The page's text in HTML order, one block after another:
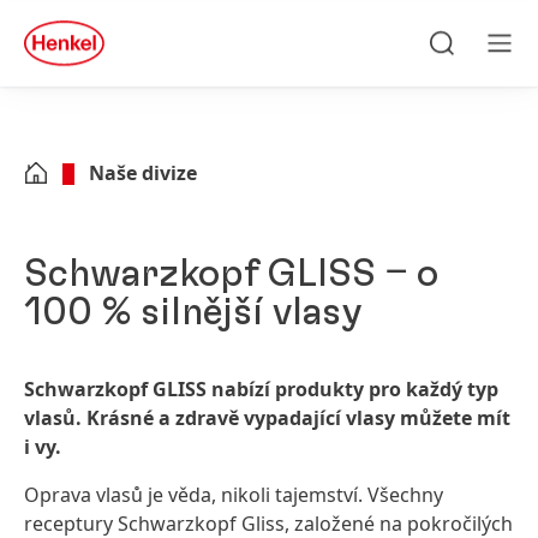
Skip to footer
quick
search
Naše divize
Schwarzkopf GLISS ‒ o
100 % silnější vlasy
Schwarzkopf GLISS nabízí produkty pro každý typ
vlasů. Krásné a zdravě vypadající vlasy můžete mít
i vy.
Oprava vlasů je věda, nikoli tajemství. Všechny
receptury Schwarzkopf Gliss, založené na pokročilých